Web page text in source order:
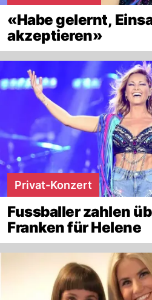
«Habe gelernt,
akzeptieren»
Privat-Konzert
Fussballer zahlen
Franken für Helene